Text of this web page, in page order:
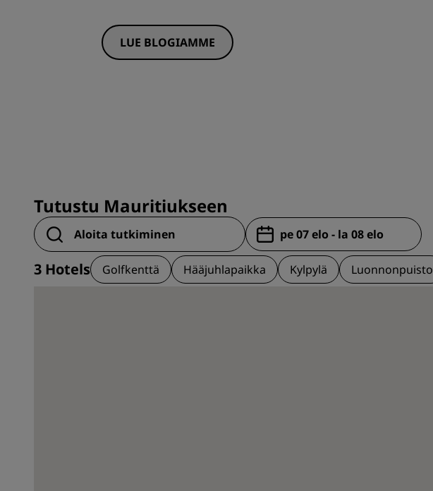
LUE BLOGIAMME
Tutustu Mauritiukseen
3 Hotels Golfkenttä Hääjuhlapaikka Kylpylä Luonnonpuisto